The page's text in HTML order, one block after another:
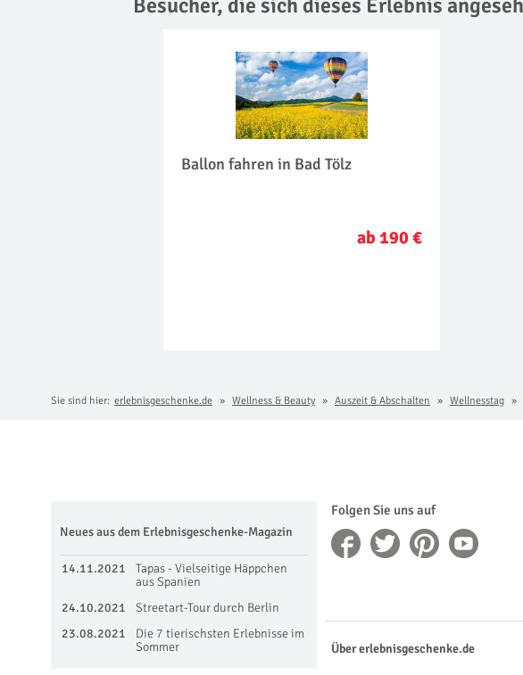
Ballon fahren in Bad Tölz
ab 190 €
Sie sind hier: erlebnisgeschenke.de Wellness & Beauty Auszeit & Abschalten Wellnesstag
Folgen Sie uns auf
Neues aus dem Erlebnisgeschenke-Magazin
14.11.2021
Tapas - Vielseitige Häppchen
aus Spanien
24.10.2021
Streetart-Tour durch Berlin
23.08.2021
Die 7 tierischsten Erlebnisse im
Sommer
Über erlebnisgeschenke.de